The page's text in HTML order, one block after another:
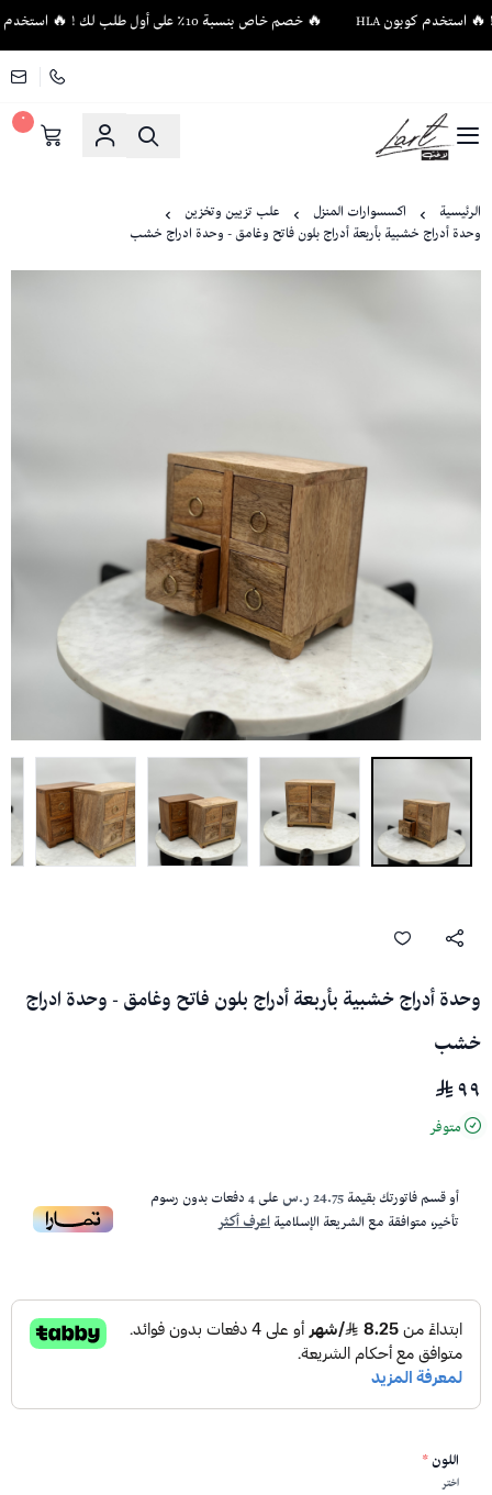
🔥 خصم خاص بنسبة 10٪ على أول طلب لك ! 🔥 استخدم كوبون HLA
لاغت - أثاث فاخر وإكسسوارات منزلية فريدة
٠
الرئيسية اكسسوارات المنزل
علب تزيين وتخزين
وحدة أدراج خشبية بأربعة أدراج بلون فاتح وغامق - وحدة ادراج خشب
وحدة أدراج خشبية بأربعة أدراج بلون فاتح وغامق - وحدة ادراج
خشب
٩٩
متوفر
أو قسم فاتورتك بقيمة24.75 ر.س على4دفعات بدون رسوم
تأخير، متوافقة مع الشريعة الإسلاميةاعرف أكثر
اللون*
اختر